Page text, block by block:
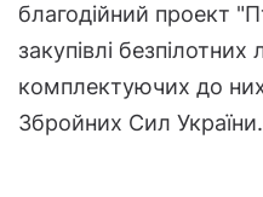
благодійний проект
закупівлі безпілотних
комплектуючих до них
Збройних Сил України.